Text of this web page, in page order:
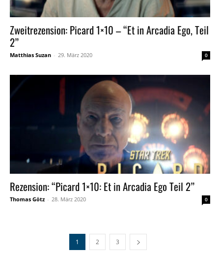
Zweitrezension: Picard 1×10 – “Et in Arcadia Ego, Teil
2”
Matthias Suzan - 29. März 2020 0
Rezension: “Picard 1×10: Et in Arcadia Ego Teil 2”
Thomas Götz - 28. März 2020 0
1 2 3